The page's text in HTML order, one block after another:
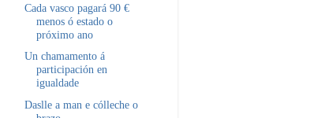
Cada vasco pagará 90 €
menos ó estado o
próximo ano
Un chamamento á
participación en
igualdade
Daslle a man e cólleche o